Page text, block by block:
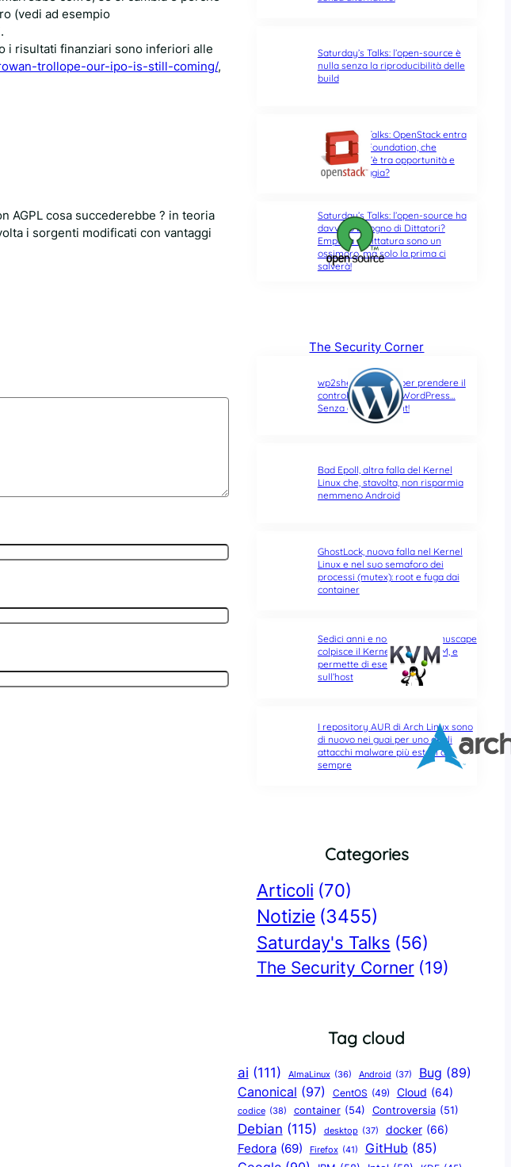
(vedi ad esempio
i risultati finanziari sono inferiori alle
trollope-our-ipo-is-still-coming/,
AGPL cosa succederebbe ? in teoria
i sorgenti modificati con vantaggi
Saturday’s Talks: l’open-source è
nulla senza la riproducibilità delle
build
Saturday’s Talks: OpenStack entra
nella Linux Foundation, che
differenza c’è tra opportunità e
ultima spiaggia?
Saturday’s Talks: l’open-source ha
davvero bisogno di Dittatori?
Empatia e Dittatura sono un
ossimoro, ma solo la prima ci
salverà!
The Security Corner
wp2shell: due CVE per prendere il
controllo di un sito WordPress…
Senza alcun account!
Bad Epoll, altra falla del Kernel
Linux che, stavolta, non risparmia
nemmeno Android
GhostLock, nuova falla nel Kernel
Linux e nel suo semaforo dei
processi (mutex): root e fuga dai
container
Sedici anni e non sentirli: Januscape
colpisce il Kernel Linux e KVM, e
permette di eseguire codice
sull’host
I repository AUR di Arch Linux sono
di nuovo nei guai per uno degli
attacchi malware più estesi di
sempre
Categories
Articoli (70)
Notizie (3455)
Saturday's Talks (56)
The Security Corner (19)
Tag cloud
ai (111) AlmaLinux (36) Android (37) Bug (89)
Canonical (97) CentOS (49) Cloud (64)
codice (38) container (54) Controversia (51)
Debian (115) desktop (37) docker (66)
Fedora (69) Firefox (41) GitHub (85)